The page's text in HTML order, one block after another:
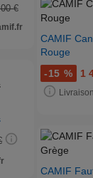
€
CAMIF
Rouge
-15 % 1
CAMIF